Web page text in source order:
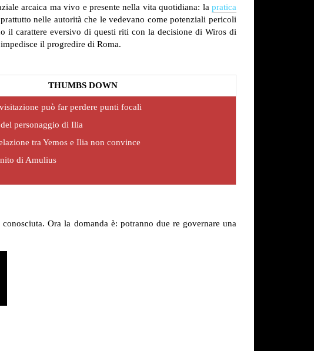
arcaica ma vivo e presente nella vita quotidiana: lapratica
nelle autorità che le vedevano come potenziali pericoli
il carattere eversivo di questi riti con la decisione di Wiros di
il progredire di Roma.
THUMBS DOWN
può far perdere punti focali
personaggio di Ilia
tra Yemos e Ilia non convince
di Amulius
Ora la domanda è: potranno due re governare una